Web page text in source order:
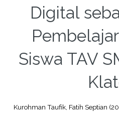
Digital
Siswa TAV
Kurohman Taufik, Fatih Septian